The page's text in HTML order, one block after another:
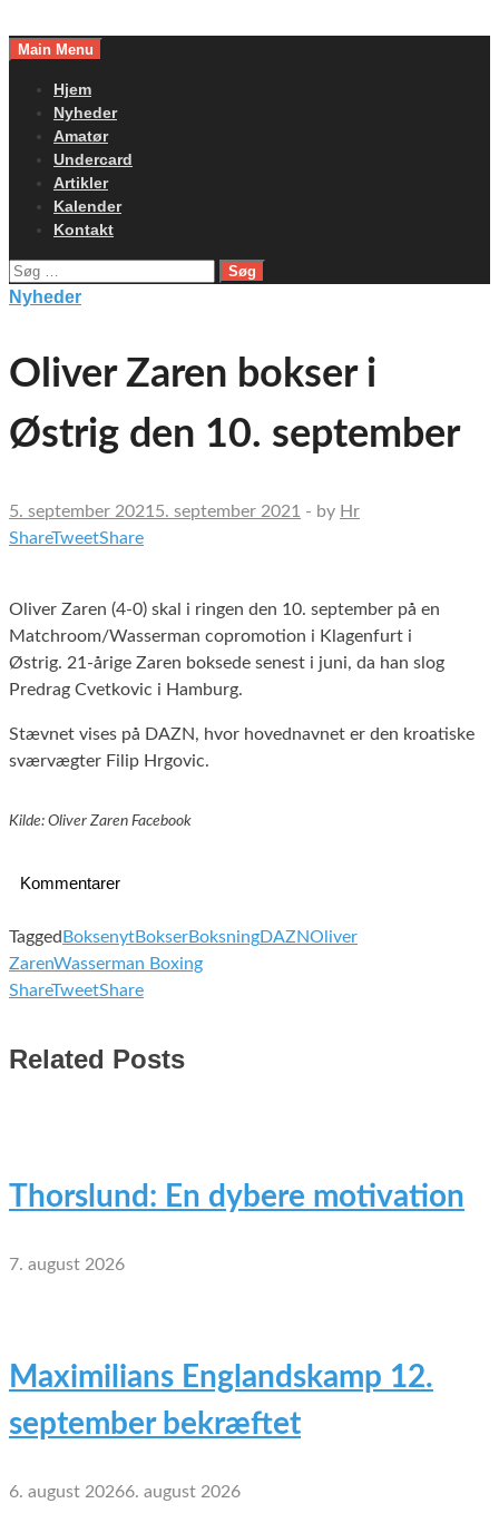
toMain Menu
Hjem
Nyheder
Amatør
Undercard
Artikler
Kalender
Kontakt
Søg
efter:
Nyheder
Oliver Zaren bokser i
Østrig den 10. september
5. september 2021 5. september 2021 - by Hr
ShareTweetShare
Oliver Zaren (4-0) skal i ringen den 10. september på en
Matchroom/Wasserman copromotion i Klagenfurt i
Østrig. 21-årige Zaren boksede senest i juni, da han slog
Predrag Cvetkovic i Hamburg.
Stævnet vises på DAZN, hvor hovednavnet er den kroatiske
sværvægter Filip Hrgovic.
Kilde: Oliver Zaren Facebook
Kommentarer
Tagged BoksenytBokserBoksningDAZNOliver
ZarenWasserman Boxing
ShareTweetShare
Related Posts
Thorslund: En dybere motivation
7. august 2026
Maximilians Englandskamp 12.
september bekræftet
6. august 20266. august 2026